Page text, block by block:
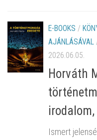
E-BOOKS /
AJÁNLÁSÁVAL
2026.06.05.
Horváth
Ismert